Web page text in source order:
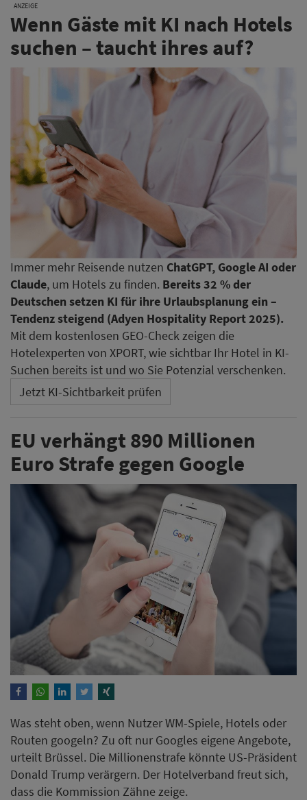
ANZEIGE
Wenn Gäste mit KI nach Hotels
suchen – taucht ihres auf?
Immer mehr Reisende nutzen ChatGPT, Google AI oder
Claude, um Hotels zu finden. Bereits 32 % der
Deutschen setzen KI für ihre Urlaubsplanung ein –
Tendenz steigend (Adyen Hospitality Report 2025).
Mit dem kostenlosen GEO-Check zeigen die
Hotelexperten von XPORT, wie sichtbar Ihr Hotel in KI-
Suchen bereits ist und wo Sie Potenzial verschenken.
Jetzt KI-Sichtbarkeit prüfen
EU verhängt 890 Millionen
Euro Strafe gegen Google
Was steht oben, wenn Nutzer WM-Spiele, Hotels oder
Routen googeln? Zu oft nur Googles eigene Angebote,
urteilt Brüssel. Die Millionenstrafe könnte US-Präsident
Donald Trump verärgern. Der Hotelverband freut sich,
dass die Kommission Zähne zeige.